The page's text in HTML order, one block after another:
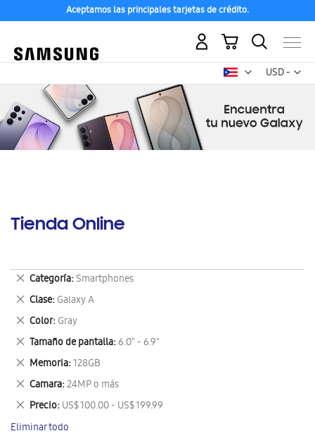
Aceptamos las principales tarjetas de crédito.
USD -
dólar
Mi carrito
Tienda Online
Categoría Smartphones
Eliminar
este
artículo
Clase Galaxy A
Eliminar
este
artículo
Color Gray
Eliminar
este
artículo
Tamaño de pantalla 6.0" - 6.9"
Eliminar
este
artículo
Memoria 128GB
Eliminar
este
artículo
Camara 24MP o más
Eliminar
este
artículo
Precio US$ 100.00 - US$ 199.99
Eliminar
este
artículo
Eliminar todo